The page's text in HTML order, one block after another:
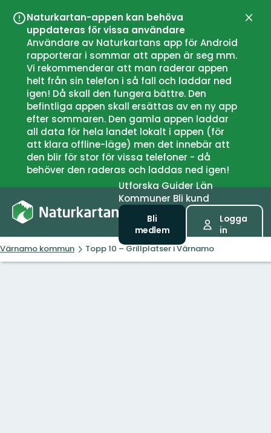
Naturkartan-appen kan behöva
uppdateras för vissa användare
Användare av Naturkartans app för Android
rapporterar i sommar att appen är seg mm.
Vi rekommenderar att man raderar appen
helt från sin telefon i så fall och laddar ned
igen! Då skall den fungera bättre. Den
befintliga appen skall ersättas av en ny app
efter sommaren. Den gamla appen laddar
all data för hela landet lokalt i appen (för
att klara offline-läge) men det innebär att
den blir för stor för vissa telefoner - då
behöver den raderas och laddas ned igen!
UtforskaGuiderLän
Kommuner Bli kund
Bli
medlem
Logga
in
Värnamo kommun Topp 10 – Grillplatser i Värnamo